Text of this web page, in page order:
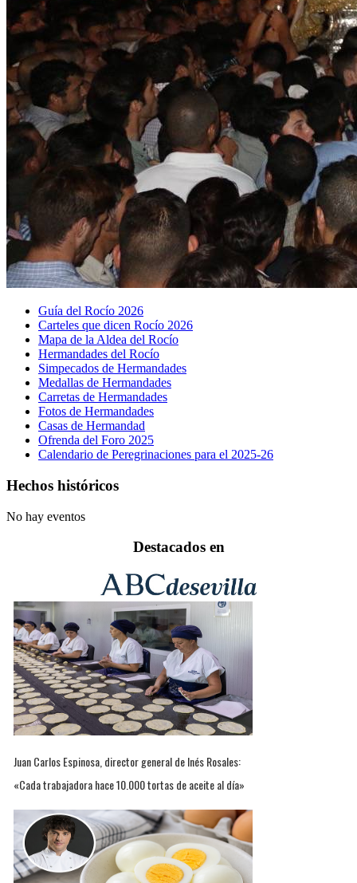
Guía del Rocío 2026
Carteles que dicen Rocío 2026
Mapa de la Aldea del Rocío
Hermandades del Rocío
Simpecados de Hermandades
Medallas de Hermandades
Carretas de Hermandades
Fotos de Hermandades
Casas de Hermandad
Ofrenda del Foro 2025
Calendario de Peregrinaciones para el 2025-26
Hechos históricos
No hay eventos
Destacados en
Juan Carlos Espinosa, director general de Inés Rosales:
«Cada trabajadora hace 10.000 tortas de aceite al día»